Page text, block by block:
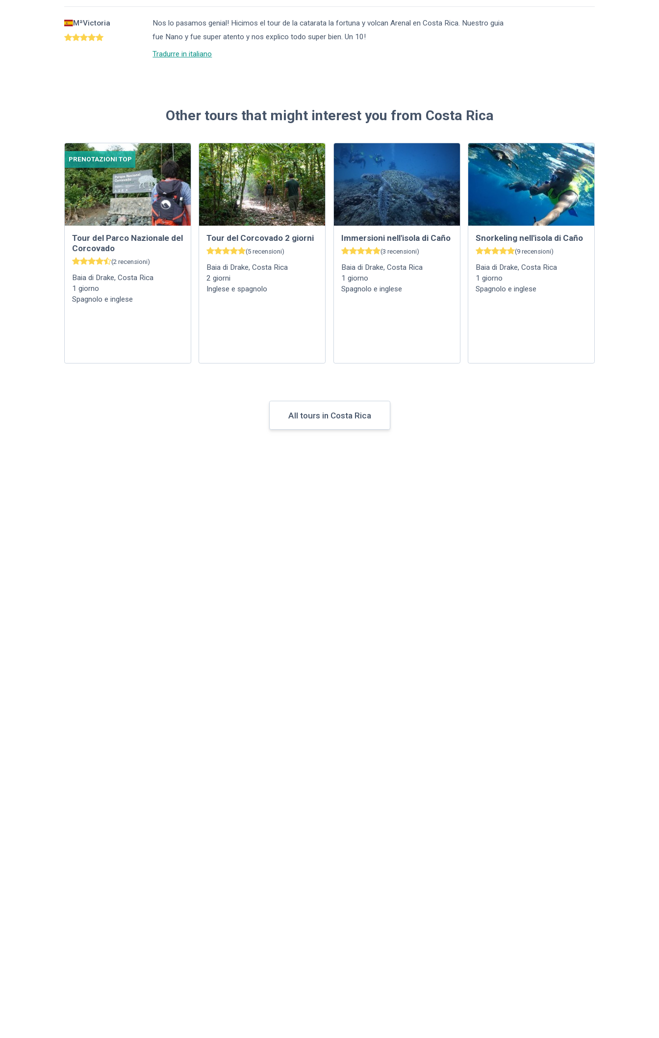
MªVictoria
Nos lo pasamos genial! Hicimos el tour de la catarata la fortuna y volcan Arenal en Costa Rica. Nuestro guia
fue Nano y fue super atento y nos explico todo super bien. Un 10!
Tradurre in italiano
Other tours that might interest you from Costa Rica
PRENOTAZIONI TOP
Tour del Parco Nazionale del
Corcovado
(2 recensioni)
Baia di Drake,Costa Rica
1 giorno
Spagnolo e inglese
Tour del Corcovado 2 giorni
(5 recensioni)
Baia di Drake,Costa Rica
2 giorni
Inglese e spagnolo
Immersioni nell'isola di Caño
(3 recensioni)
Baia di Drake, Costa Rica
1 giorno
Spagnolo e inglese
Snorkeling nell'isola di Caño
(9 recensioni)
Baia di Drake,Costa Rica
1 giorno
Spagnolo e inglese
All tours in Costa Rica